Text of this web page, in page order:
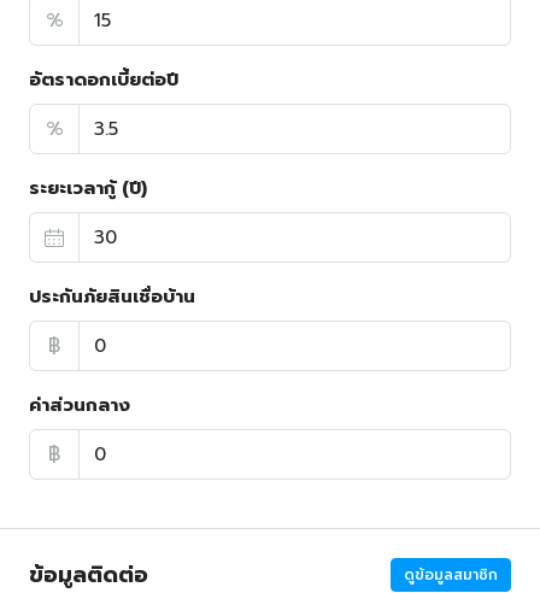
%
อัตราดอกเบี้ยต่อปี
%
ระยะเวลากู้ (ปี)
ประกันภัยสินเชื่อบ้าน
฿
ค่าส่วนกลาง
฿
ข้อมูลติดต่อ ดูข้อมูลสมาชิก